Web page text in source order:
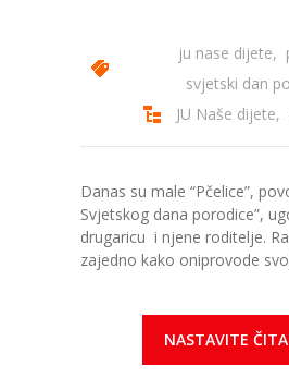
Mala škola sportaju nase dijete,
svjetski dan
JU Naše dijete,
Danas su male “Pčelice”,
Svjetskog dana porodice”,
drugaricu i njene roditelje.
zajedno kako oniprovode
NASTAVITE